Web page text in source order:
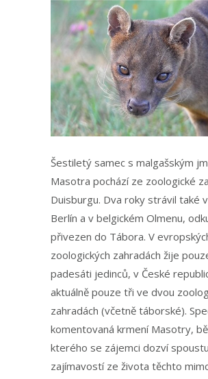
Šestiletý samec s malgašským
Masotra pochází ze zoologické
Duisburgu. Dva roky strávil také
Berlín a v belgickém Olmenu,
přivezen do Tábora. V
zoologických zahradách žije
padesáti jedinců, v České
aktuálně pouze tři ve dvou
zahradách (včetně táborské).
komentovaná krmení Masotry,
kterého se zájemci dozví spoustu
zajímavostí ze života těchto